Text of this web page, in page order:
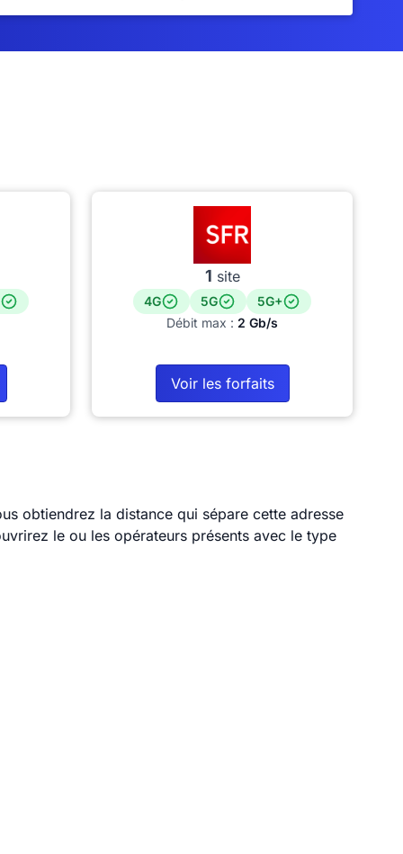
1 site
4G 5G
5G+
Débit max : 2 Gb/s
Voir les forfaits
obtiendrez la distance qui sépare cette adresse
le ou les opérateurs présents avec le type